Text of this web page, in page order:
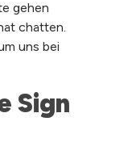
gehen
chatten.
uns bei
Sign